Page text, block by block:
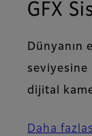
GFX
Dünyanın
seviyesine
dijital
Daha